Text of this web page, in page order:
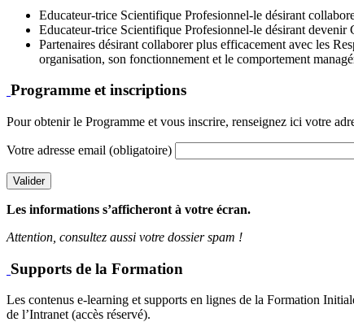
Educateur-trice Scientifique Profesionnel-le désirant
Educateur-trice Scientifique Profesionnel-le désirant devenir
Partenaires désirant collaborer plus efficacement avec les
organisation, son fonctionnement et le comportement
Programme et inscriptions
Pour obtenir le Programme et vous inscrire, renseignez ici votre
Votre adresse email (obligatoire)
Valider
Les informations s’afficheront à votre écran.
Attention, consultez aussi votre dossier spam !
Supports de la Formation
Les contenus e-learning et supports en lignes de la Formation
de l’Intranet (accès réservé).